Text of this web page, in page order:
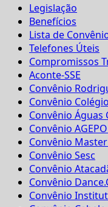
Legislação
Benefícios
Lista de
Telefones Úteis
Compromissos
Aconte-SSE
Convênio
Convênio
Convênio
Convênio
Convênio
Convênio Sesc
Convênio
Convênio
Convênio